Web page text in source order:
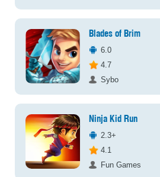
Blades of Brim
6.0
4.7
Sybo
Ninja Kid Run
2.3+
4.1
Fun Games